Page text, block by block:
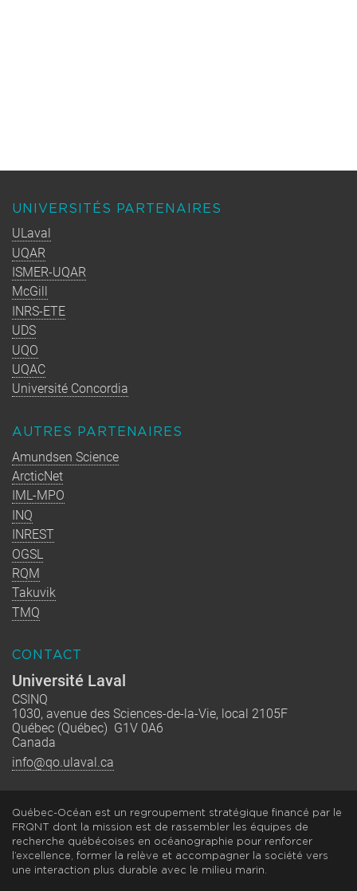
UNIVERSITÉS PARTENAIRES
ULaval
UQAR
ISMER-UQAR
McGill
INRS-ETE
UDS
UQO
UQAC
Université Concordia
AUTRES PARTENAIRES
Amundsen Science
ArcticNet
IML-MPO
INQ
INREST
OGSL
RQM
Takuvik
TMQ
CONTACT
Université Laval
CSINQ
1030, avenue des Sciences-de-la-Vie, local 2105F
Québec (Québec) G1V 0A6
Canada
info@qo.ulaval.ca
Québec-Océan est un regroupement stratégique financé par le
FRQNT dont la mission est de rassembler les équipes de
recherche québécoises en océanographie pour renforcer
l’excellence, former la relève et accompagner la société vers
une interaction plus durable avec le milieu marin.